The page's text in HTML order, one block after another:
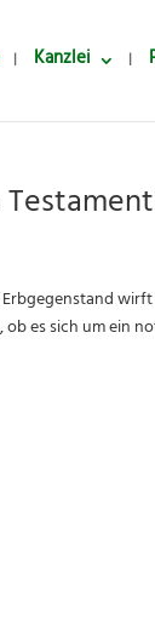
Kanzlei
es sich um ein